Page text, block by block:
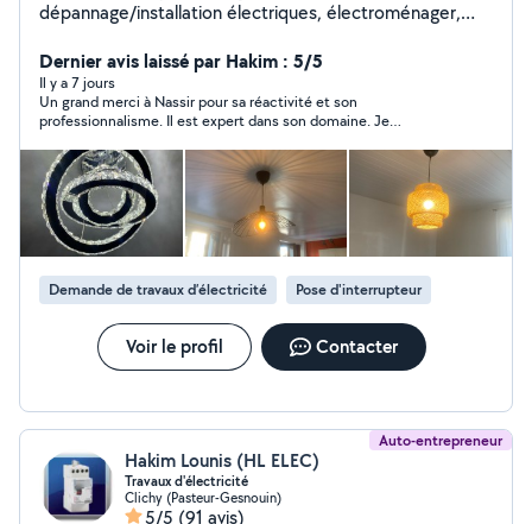
dépannage/installation électriques, électroménager,
montage/fixation de meuble, TV, salle de bain (paroi de
douche, porte-serviette, radiateurs, etc...).
Dernier avis laissé par Hakim : 5/5
Il y a 7 jours
Un grand merci à Nassir pour sa réactivité et son
professionnalisme. Il est expert dans son domaine. Je
Demande de travaux d’électricité Pose d'interrupteur
Voir le profil Contacter
Auto-entrepreneur
Hakim Lounis (HL ELEC)
Travaux d'électricité
Clichy (Pasteur-Gesnouin)
5/5 (91 avis)